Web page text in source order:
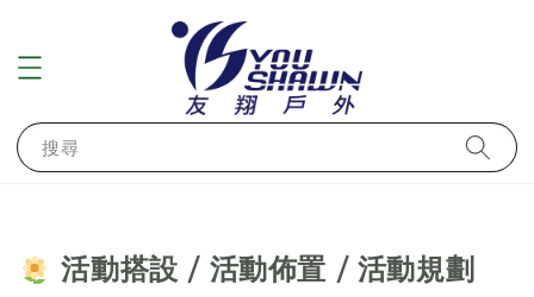
搜尋
活動搭設 / 活動佈置 / 活動規劃